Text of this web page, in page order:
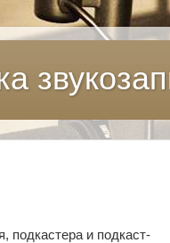
подкастера и подкаст-